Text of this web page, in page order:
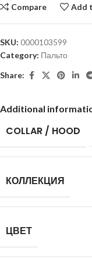
Compare Add
SKU: 0000103599
Category: Пальто
Share:
Additional
COLLAR / HOOD
КОЛЛЕКЦИЯ
ЦВЕТ